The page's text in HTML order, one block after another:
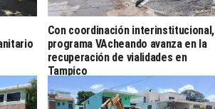
Con coordinación interinstitucional,
programa VAcheando avanza en la
recuperación de vialidades en
Tampico